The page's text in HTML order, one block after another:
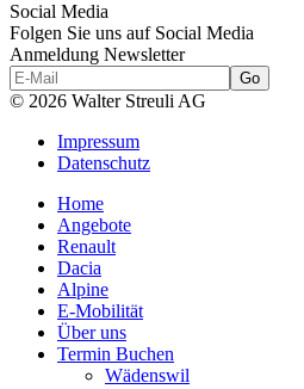
Social Media
Folgen Sie uns auf Social Media
Anmeldung Newsletter
© 2026 Walter Streuli AG
Impressum
Datenschutz
Home
Angebote
Renault
Dacia
Alpine
E-Mobilität
Über uns
Termin Buchen
Wädenswil